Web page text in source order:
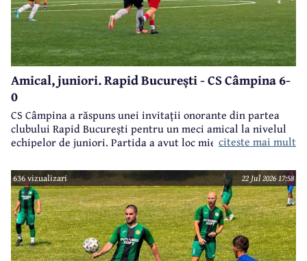
Amical, juniori. Rapid București - CS Câmpina 6-
0
CS Câmpina a răspuns unei invitații onorante din partea
clubului Rapid București pentru un meci amical la nivelul
echipelor de juniori. Partida a avut loc miercuri, 22 iulie,
citeste mai mult
636 vizualizari 22 Jul 2026 17:58